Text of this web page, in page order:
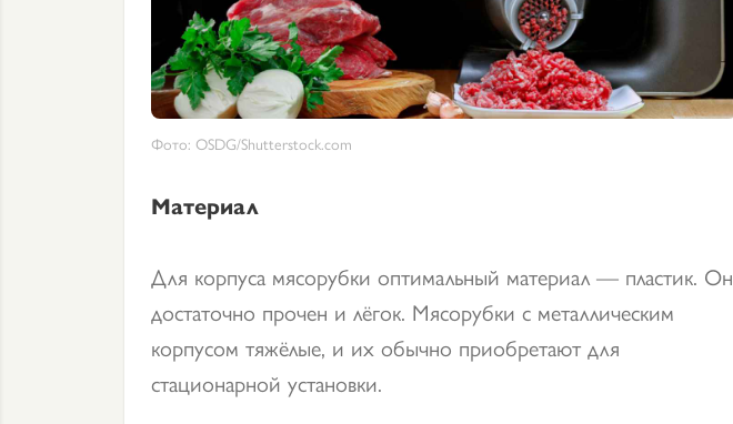
Фото: OSDG/Shutterstock.com
Материал
Для корпуса мясорубки оптимальный материал — пластик. Он
достаточно прочен и лёгок. Мясорубки с металлическим
корпусом тяжёлые, и их обычно приобретают для
стационарной установки.